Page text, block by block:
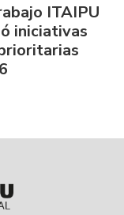
ITAIPU
iniciativas